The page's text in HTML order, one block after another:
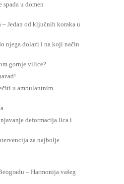
u domen
Jedan od ključnih koraka u
njega dolazi i na koji način
gornje vilice?
u ambulantnim
deformacija lica i
za najbolje
– Harmonija vašeg